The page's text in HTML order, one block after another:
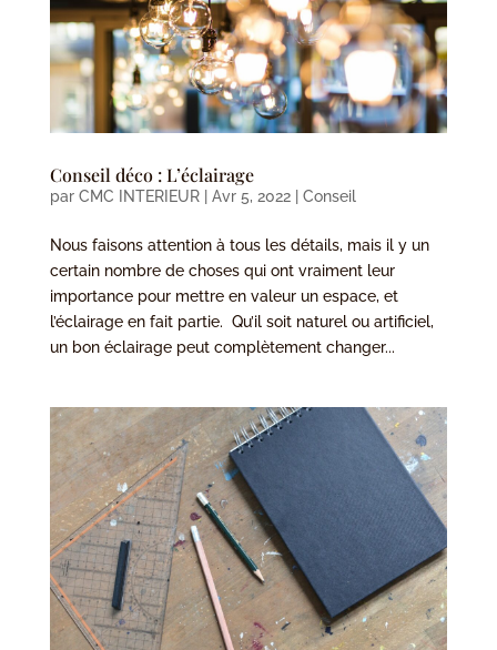
Conseil déco : L’éclairage
par CMC INTERIEUR| Avr 5, 2022| Conseil
Nous faisons attention à tous les détails, mais il y un
certain nombre de choses qui ont vraiment leur
importance pour mettre en valeur un espace, et
l’éclairage en fait partie. Qu’il soit naturel ou artificiel,
un bon éclairage peut complètement changer...